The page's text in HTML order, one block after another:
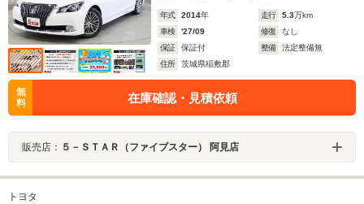
年式 2014年 走行 5.3万km
車検
'27/09 修復
なし
保証
保証付 整備
法定整備無
住所
茨城県稲敷郡
無
料
在庫確認・見積依頼
販売店： ５－ＳＴＡＲ（ファイブスター） 阿見店
トヨタ